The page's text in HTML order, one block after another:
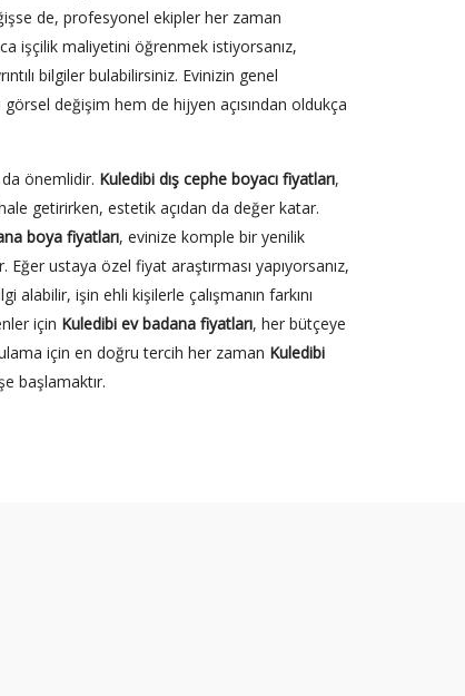
de, profesyonel ekipler her zaman
işçilik maliyetini öğrenmek istiyorsanız,
bilgiler bulabilirsiniz. Evinizin genel
değişim hem de hijyen açısından oldukça
önemlidir. Kuledibi dış cephe boyacı fiyatları,
getirirken, estetik açıdan da değer katar.
boya fiyatları, evinize komple bir yenilik
ustaya özel fiyat araştırması yapıyorsanız,
alabilir, işin ehli kişilerle çalışmanın farkını
için Kuledibi ev badana fiyatları, her bütçeye
için en doğru tercih her zaman Kuledibi
başlamaktır.